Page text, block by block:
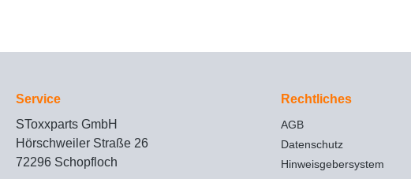
Service
SToxxparts GmbH
Hörschweiler Straße 26
72296 Schopfloch
Rechtliches
AGB
Datenschutz
Hinweisgebersystem